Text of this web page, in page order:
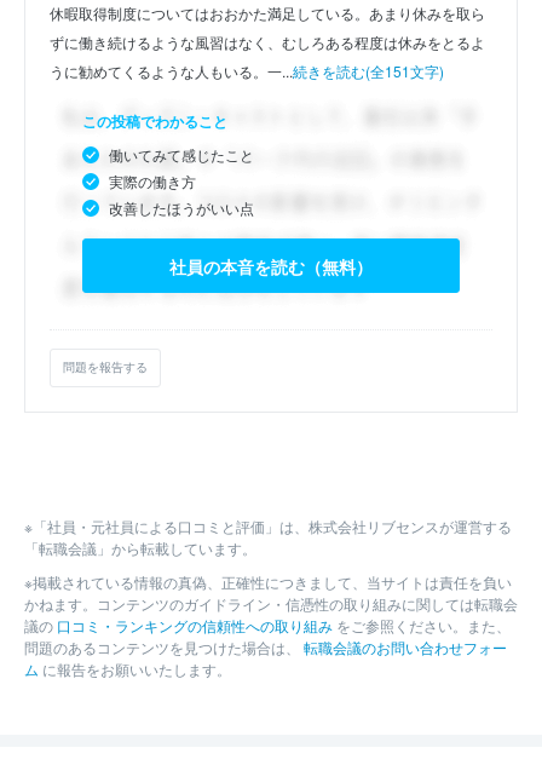
休暇取得制度についてはおおかた満足している。あまり休みを取ら
ずに働き続けるような風習はなく、むしろある程度は休みをとるよ
うに勧めてくるような人もいる。一...続きを読む(全151文字)
この投稿でわかること
働いてみて感じたこと
実際の働き方
改善したほうがいい点
社員の本音を読む（無料）
問題を報告する
※「社員・元社員による口コミと評価」は、株式会社リブセンスが運営する
「転職会議」から転載しています。
※掲載されている情報の真偽、正確性につきまして、当サイトは責任を負い
かねます。コンテンツのガイドライン・信憑性の取り組みに関しては転職会
議の 口コミ・ランキングの信頼性への取り組み をご参照ください。また、
問題のあるコンテンツを見つけた場合は、 転職会議のお問い合わせフォー
ム に報告をお願いいたします。